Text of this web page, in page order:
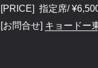
[PRICE] 指定席/
[お問合せ] キョードー